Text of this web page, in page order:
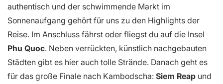
authentisch und der schwimmende Markt im
Sonnenaufgang gehört für uns zu den Highlights der
Reise. Im Anschluss fährst oder fliegst du auf die Insel
Phu Quoc. Neben verrückten, künstlich nachgebauten
Städten gibt es hier auch tolle Strände. Danach geht es
für das große Finale nach Kambodscha: Siem Reap und